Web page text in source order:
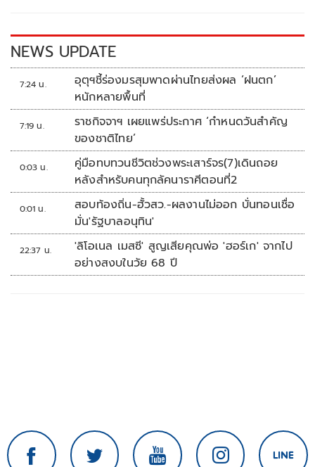
k k
NEWS UPDATE
7:24 น.
อุตุฯชี้ร่องมรสุมพาดผ่านไทยส่งผล ‘ฝนตก’
หนักหลายพื้นที่
7:19 น.
ราชกิจจาฯ เผยแพร่ประกาศ ‘กำหนดวันสำคัญ
ของชาติไทย’
0:03 น.
คู่มือทบทวนชีวิตช่วงพระเสาร์จร(7)เดินถอย
หลังสำหรับคนทุกลัคนาราศีตอนที่2
0:01 น.
สอบท้องถิ่น-ฮั้วสว.-ผลงานไม่ออก บั่นทอนเชื่อ
มั่น'รัฐบาลอนุทิน'
22:37 น.
'ลิโอเนล เมสซี' สูญเสียคุณพ่อ 'ฮอร์เก' จากไป
อย่างสงบในวัย 68 ปี